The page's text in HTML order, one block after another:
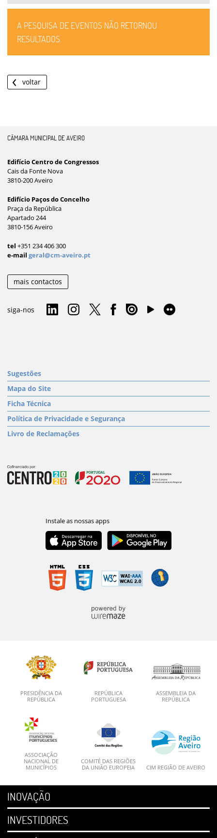
A PESQUISA DE EVENTOS NÃO RETORNOU
RESULTADOS.
voltar
CÂMARA MUNICIPAL DE AVEIRO
Edifício Centro de Congressos
Cais da Fonte Nova
3810-200 Aveiro
Edifício Paços do Concelho
Praça da República
Apartado 244
3810-156 Aveiro
tel +351 234 406 300
e-mail geral@cm-aveiro.pt
mais contactos
siga-nos
Sugestões
Mapa do Site
Ficha Técnica
Política de Privacidade e Segurança
Livro de Reclamações
PRESIDÊNCIA DA
REPÚBLICA
REPÚBLICA
PORTUGUESA
ASSEMBLEIA DA
REPÚBLICA
ASSOCIAÇÃO
NACIONAL DE
MUNICÍPIOS
COMITÉ DAS REGIÕES
DA UNIÃO EUROPEIA
CIM REGIÃO DE AVEIRO
INOVAÇÃO
INVESTIDORES